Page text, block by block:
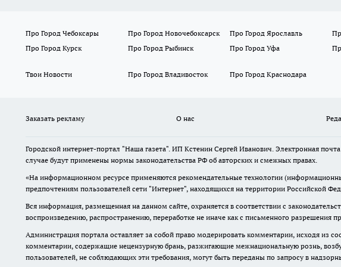
Про Город Чебоксары Про Город Новочебоксарск Про Город Ярославль
Про Город Курск
Про Город Рыбинск Про Город Уфа
Твои Новости
Про Город Владивосток Про Город Краснодара
Заказать рекламу О нас
Городской интернет-портал "Наша газета". ИП Кстенин Сергей Иванович. Электронная
случае будут применены нормы законодательства РФ об авторских и смежных правах.
«На информационном ресурсе применяются рекомендательные технологии
предпочтениям пользователей сети "Интернет", находящихся на территории Российской
Вся информация, размещенная на данном сайте, охраняется в соответствии с
воспроизведению, распространению, переработке не иначе как с письменного разрешения
Администрация портала оставляет за собой право модерировать комментарии, исходя из
комментарии, содержащие нецензурную брань, разжигающие межнациональную рознь,
пользователей, не соблюдающих эти требования, могут быть переданы по запросу в